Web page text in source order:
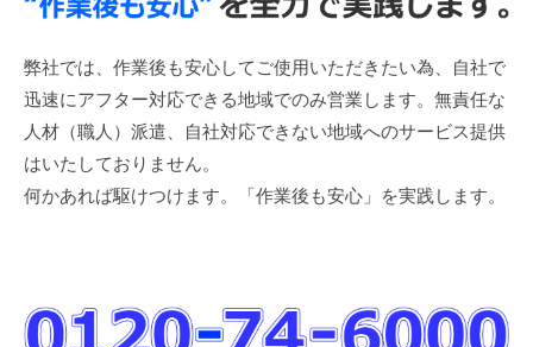
弊社では、作業後も安心してご使用いただきたい為、自社で
迅速にアフター対応できる地域でのみ営業します。無責任な
人材（職人）派遣、自社対応できない地域へのサービス提供
はいたしておりません。
何かあれば駆けつけます。「作業後も安心」を実践します。